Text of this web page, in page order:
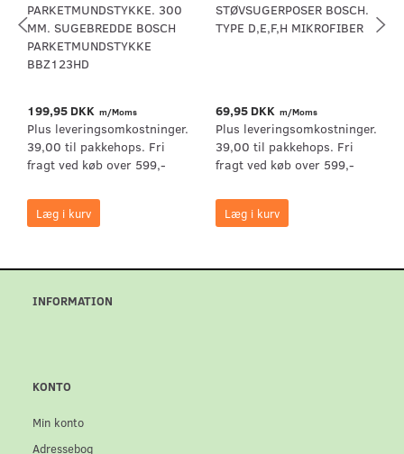
PARKETMUNDSTYKKE. 300
MM. SUGEBREDDE BOSCH
PARKETMUNDSTYKKE
BBZ123HD
199,95 DKK m/Moms
Plus leveringsomkostninger.
39,00 til pakkehops. Fri
fragt ved køb over 599,-
Læg i kurv
STØVSUGERPOSER BOSCH.
TYPE D,E,F,H MIKROFIBER
69,95 DKK m/Moms
Plus leveringsomkostninger.
39,00 til pakkehops. Fri
fragt ved køb over 599,-
Læg i kurv
INFORMATION
KONTO
Min konto
Adressebog